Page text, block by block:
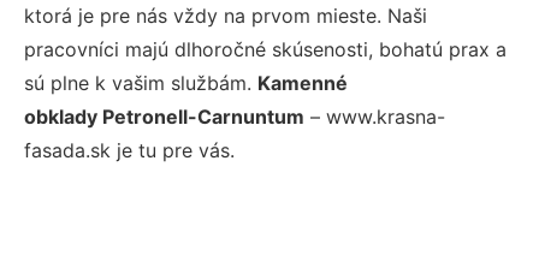
ktorá je pre nás vždy na prvom mieste. Naši
pracovníci majú dlhoročné skúsenosti, bohatú prax a
sú plne k vašim službám. Kamenné
obklady Petronell-Carnuntum – www.krasna-
fasada.sk je tu pre vás.